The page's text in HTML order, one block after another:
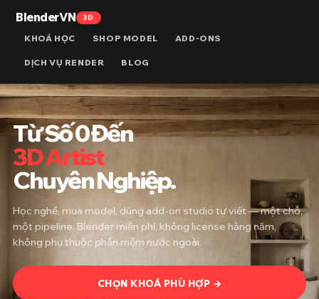
BlenderVN 3D
KHOÁ HỌC SHOP MODEL ADD-ONS
DỊCH VỤ RENDER BLOG
Từ Số 0 Đến
3D Artist
Chuyên Nghiệp.
Học nghề, mua model, dùng add-on studio tự viết — một chỗ,
một pipeline. Blender miễn phí, không license hằng năm,
không phụ thuộc phần mềm nước ngoài.
CHỌN KHOÁ PHÙ HỢP →